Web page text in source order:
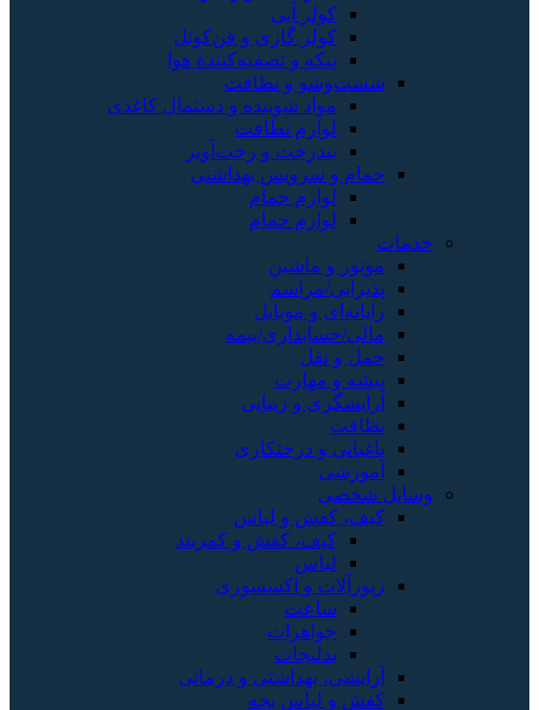
کولر آبی
کولر گازی و فن‌کوئل
پنکه و تصفیه‌کنندهٔ هوا
شست‌وشو و نظافت
مواد شوینده و دستمال کاغذی
لوازم نظافت
بندرخت و رخت‌آویز
حمام و سرویس بهداشتی
لوازم حمام
لوازم حمام
خدمات
موتور و ماشین
پذیرایی/مراسم
رایانه‌ای و موبایل
مالی/حسابداری/بیمه
حمل و نقل
پیشه و مهارت
آرایشگری و زیبایی
نظافت
باغبانی و درختکاری
آموزشی
وسایل شخصی
کیف، کفش و لباس
کیف، کفش و کمربند
لباس
زیورآلات و اکسسوری
ساعت
جواهرات
بدلیجات
آرایشی، بهداشتی و درمانی
کفش و لباس بچه